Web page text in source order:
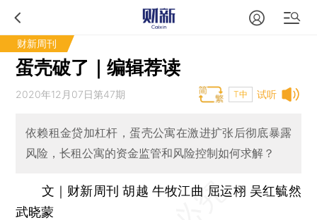
财新周刊
蛋壳破了｜编辑荐读
试听
2020年12月07日第47期 T中
依赖租金贷加杠杆，蛋壳公寓在激进扩张后彻底暴露
风险，长租公寓的资金监管和风险控制如何求解？
文｜财新周刊 胡越 牛牧江曲 屈运栩 吴红毓然
武晓蒙